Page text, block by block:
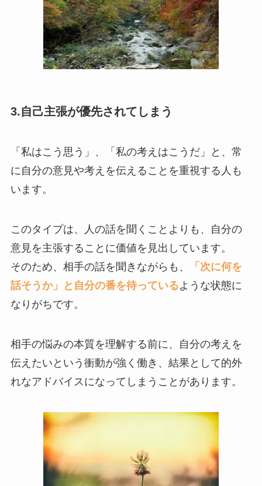
3.自己主張が優先されてしまう
「私はこう思う」、「私の考えはこうだ」と、常
に自分の意見や考えを伝えることを重視する人も
います。
このタイプは、人の話を聞くことよりも、自分の
意見を主張することに価値を見出しています。
そのため、相手の話を聞きながらも、
「次に何を
話そうか」と自分の番を待っているような状態に
なりがちです。
相手の悩みの本質を理解する前に、自分の考えを
伝えたいという衝動が強く働き、結果として的外
れなアドバイスになってしまうことがあります。